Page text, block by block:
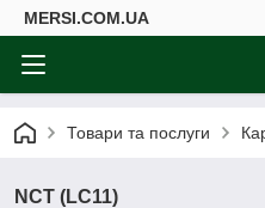
MERSI.COM.UA
Товари та послуги
NCT (LC11)